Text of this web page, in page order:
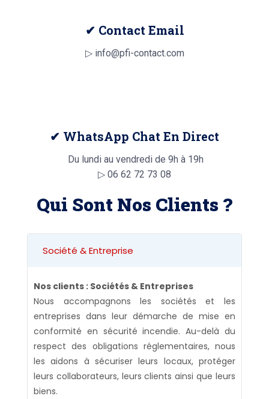
✔ Contact Email
▷ info@pfi-contact.com
✔ WhatsApp Chat En Direct
Du lundi au vendredi de 9h à 19h
▷ 06 62 72 73 08
Qui Sont Nos Clients ?
Société & Entreprise
Nos clients : Sociétés & Entreprises
Nous accompagnons les sociétés et les
entreprises dans leur démarche de mise en
conformité en sécurité incendie. Au-delà du
respect des obligations réglementaires, nous
les aidons à sécuriser leurs locaux, protéger
leurs collaborateurs, leurs clients ainsi que leurs
biens.